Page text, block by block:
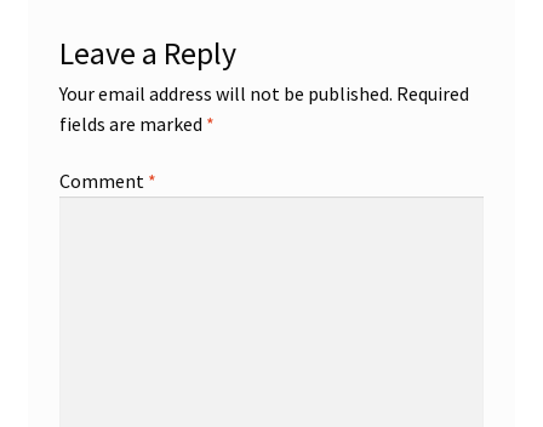
Leave a Reply
Your email address will not be published. Required
fields are marked *
Comment *